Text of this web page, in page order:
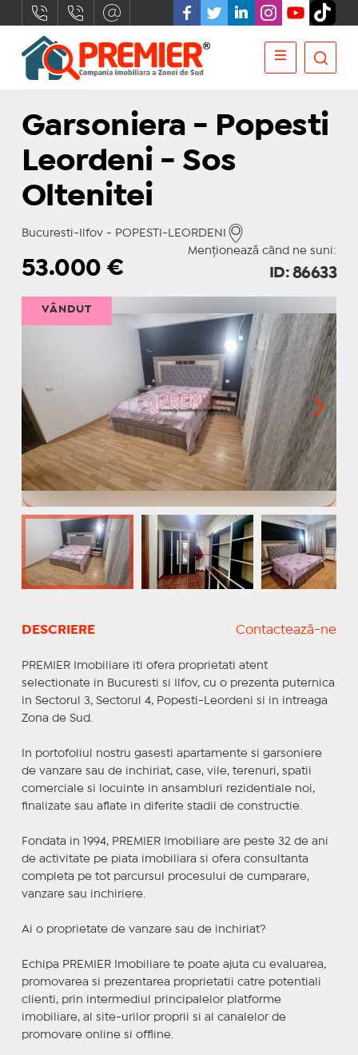
Garsoniera - Popesti
Leordeni - Sos
Oltenitei
Bucuresti-Ilfov - POPESTI-LEORDENI
Menționează când ne suni:
53.000€ ID: 86633
VÂNDUT
DESCRIERE Contactează-ne
PREMIER Imobiliare iti ofera proprietati atent
selectionate in Bucuresti si Ilfov, cu o prezenta puternica
in Sectorul 3, Sectorul 4, Popesti-Leordeni si in intreaga
Zona de Sud.
In portofoliul nostru gasesti apartamente si garsoniere
de vanzare sau de inchiriat, case, vile, terenuri, spatii
comerciale si locuinte in ansambluri rezidentiale noi,
finalizate sau aflate in diferite stadii de constructie.
Fondata in 1994, PREMIER Imobiliare are peste 32 de ani
de activitate pe piata imobiliara si ofera consultanta
completa pe tot parcursul procesului de cumparare,
vanzare sau inchiriere.
Ai o proprietate de vanzare sau de inchiriat?
Echipa PREMIER Imobiliare te poate ajuta cu evaluarea,
promovarea si prezentarea proprietatii catre potentiali
clienti, prin intermediul principalelor platforme
imobiliare, al site-urilor proprii si al canalelor de
promovare online si offline.